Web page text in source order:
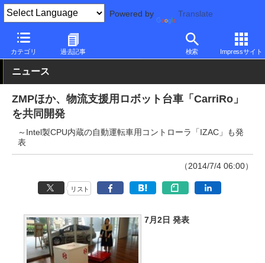
Powered by Translate
カテゴリ 過去記事 検索 Impressサイト
PC Watch 市場 技術
ニュース
ZMPほか、物流支援用ロボット台車「CarriRo」
を共同開発
～Intel製CPU内蔵の自動運転車用コントローラ「IZAC」も発
表
（2014/7/4 06:00）
リスト
7月2日 発表